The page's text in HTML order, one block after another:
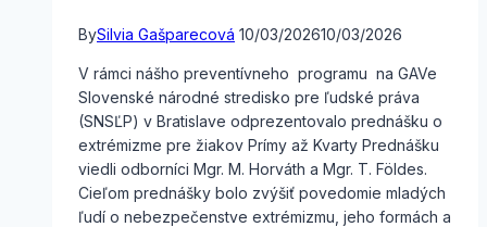
BySilvia Gašparecová 10/03/202610/03/2026
V rámci nášho preventívneho programu na GAVe
Slovenské národné stredisko pre ľudské práva
(SNSĽP) v Bratislave odprezentovalo prednášku o
extrémizme pre žiakov Prímy až Kvarty Prednášku
viedli odborníci Mgr. M. Horváth a Mgr. T. Földes.
Cieľom prednášky bolo zvýšiť povedomie mladých
ľudí o nebezpečenstve extrémizmu, jeho formách a